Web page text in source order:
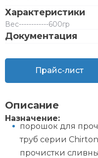
Характеристики
Вес------------600гр
Документация
Прайс-лист
Описание
Назначение:
порошок для
труб серии
прочистки